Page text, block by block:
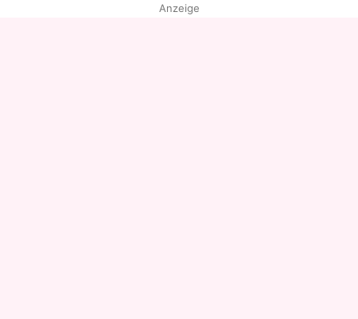
Anzeige